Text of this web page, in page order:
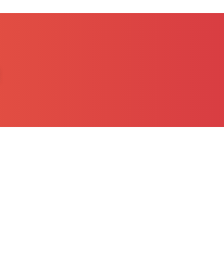
Netzbrief